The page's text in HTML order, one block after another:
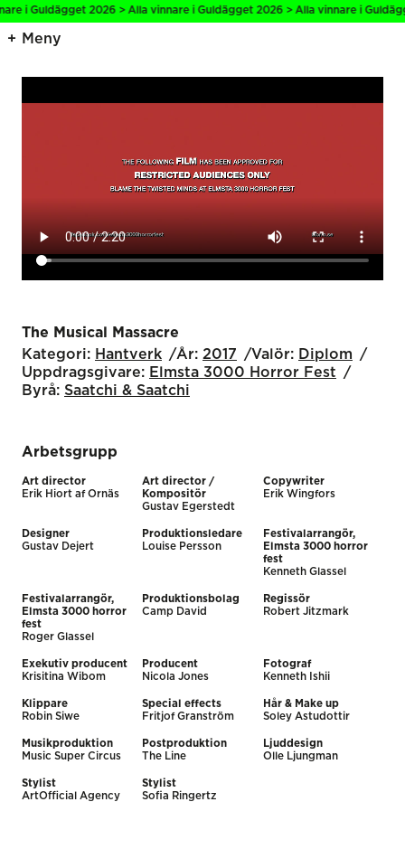
i Guldägget 2026 > Alla vinnare i Guldägget 2026 > Alla vinnare i
Meny
The Musical Massacre
Kategori: Hantverk År: 2017 Valör: Diplom
Uppdragsgivare: Elmsta 3000 Horror Fest
Byrå: Saatchi & Saatchi
Arbetsgrupp
Art director
Erik Hiort af Ornäs
Art director /
Kompositör
Gustav Egerstedt
Copywriter
Erik Wingfors
Designer
Gustav Dejert
Produktionsledare
Louise Persson
Festivalarrangör,
Elmsta 3000 horror
fest
Kenneth Glassel
Festivalarrangör,
Elmsta 3000 horror
fest
Roger Glassel
Produktionsbolag
Camp David
Regissör
Robert Jitzmark
Exekutiv producent
Krisitina Wibom
Producent
Nicola Jones
Fotograf
Kenneth Ishii
Klippare
Robin Siwe
Special effects
Fritjof Granström
Hår & Make up
Soley Astudottir
Musikproduktion
Music Super Circus
Postproduktion
The Line
Ljuddesign
Olle Ljungman
Stylist
ArtOfficial Agency
Stylist
Sofia Ringertz